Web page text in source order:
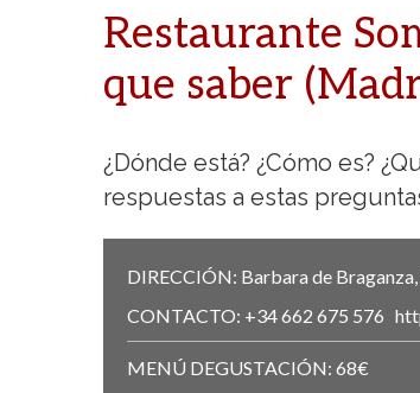
Restaurante
que saber
¿Dónde está? ¿Cómo es?
respuestas a estas
DIRECCIÓN: Barbara de Braganza,
CONTACTO: +34 662 675 576
MENÚ DEGUSTACIÓN: 68€